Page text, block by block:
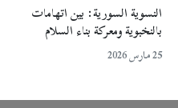
النسوية السورية: بين اتهامات
بالنخبوية ومعركة بناء السلام
25 مارس 2026